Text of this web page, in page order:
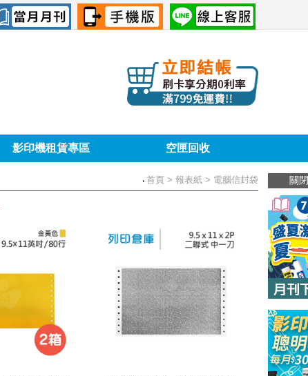
關閉
影印機租賃專區 空匣回收
首頁 > 報表紙 > 電腦信封袋